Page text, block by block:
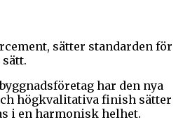
sätter standarden för
har den nya
högkvalitativa finish sätter
i en harmonisk helhet.